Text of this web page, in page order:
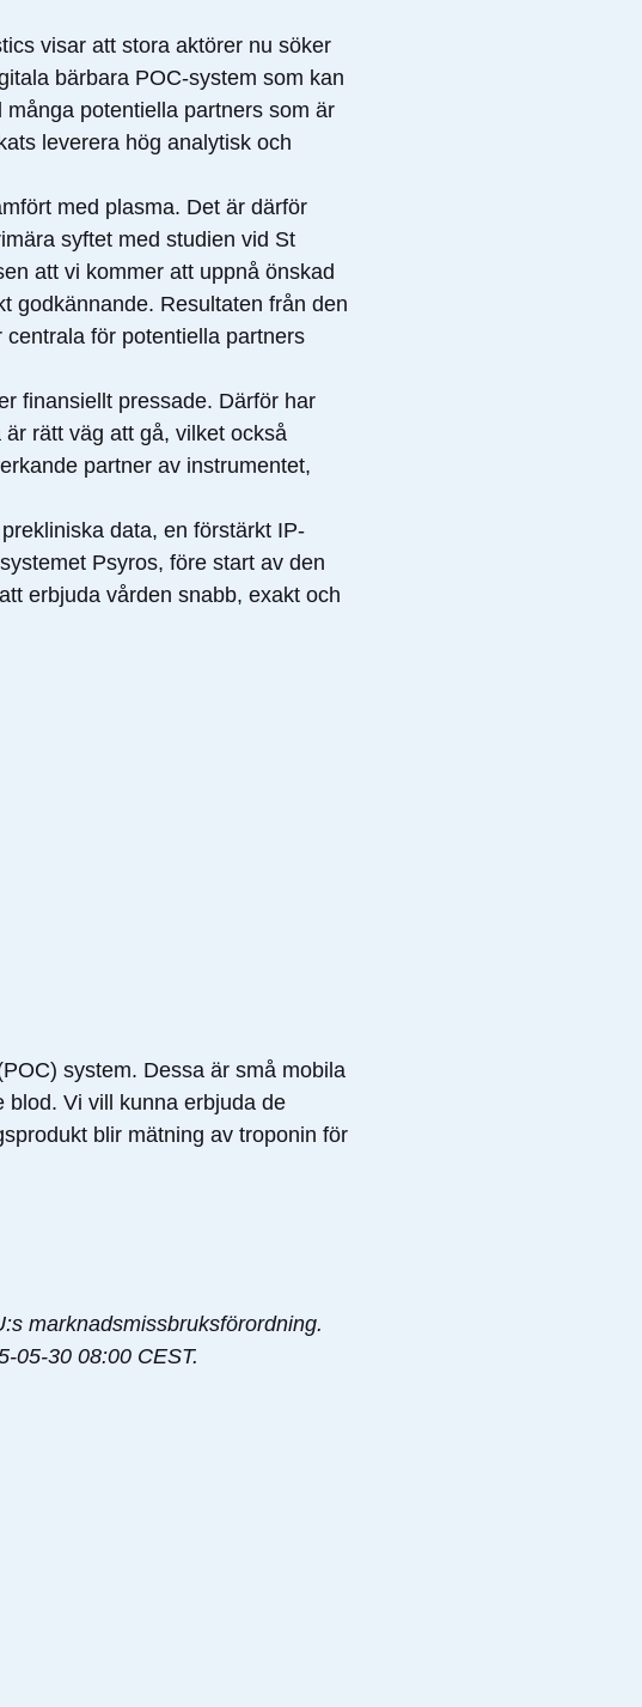
visar att stora aktörer nu söker
bärbara POC-system som kan
potentiella partners som är
leverera hög analytisk och
med plasma. Det är därför
syftet med studien vid St
att vi kommer att uppnå önskad
godkännande. Resultaten från den
för potentiella partners
finansiellt pressade. Därför har
rätt väg att gå, vilket också
partner av instrumentet,
data, en förstärkt IP-
Psyros, före start av den
erbjuda vården snabb, exakt och
system. Dessa är små mobila
blod. Vi vill kunna erbjuda de
blir mätning av troponin för
marknadsmissbruksförordning.
05-30 08:00 CEST.